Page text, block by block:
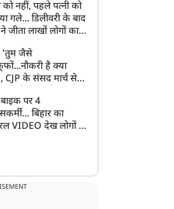
नहीं, पहले पत्नी को
गले... डिलीवरी के बाद
जीता लाखों लोगों का
'तुम जैसे
है क्या
CJP के संसद मार्च से
पर मिला ये जवाब!
पर 4
बिहार का
VIDEO देख लोगों ने